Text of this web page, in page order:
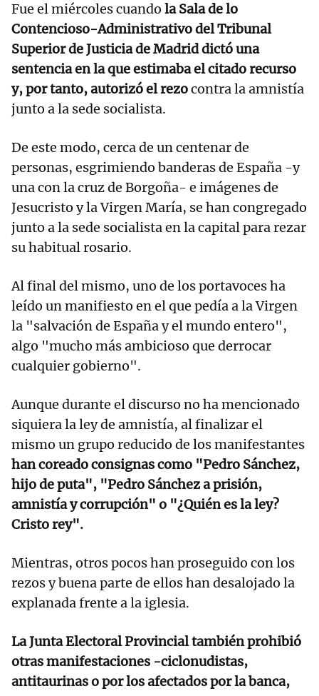
Fue el miércoles cuando la Sala de lo
Contencioso-Administrativo del Tribunal
Superior de Justicia de Madrid dictó una
sentencia en la que estimaba el citado recurso
y, por tanto, autorizó el rezocontra la amnistía
junto a la sede socialista.
De este modo, cerca de un centenar de
personas, esgrimiendo banderas de España -y
una con la cruz de Borgoña- e imágenes de
Jesucristo y la Virgen María, se han congregado
junto a la sede socialista en la capital para rezar
su habitual rosario.
Al final del mismo, uno de los portavoces ha
leído un manifiesto en el que pedía a la Virgen
la "salvación de España y el mundo entero",
algo "mucho más ambicioso que derrocar
cualquier gobierno".
Aunque durante el discurso no ha mencionado
siquiera la ley de amnistía, al finalizar el
mismo un grupo reducido de los manifestantes
han coreado consignas como "Pedro Sánchez,
hijo de puta", "Pedro Sánchez a prisión,
amnistía y corrupción" o "¿Quién es la ley?
Cristo rey".
Mientras, otros pocos han proseguido con los
rezos y buena parte de ellos han desalojado la
explanada frente a la iglesia.
La Junta Electoral Provincial también prohibió
otras manifestaciones -ciclonudistas,
antitaurinas o por los afectados por la banca,